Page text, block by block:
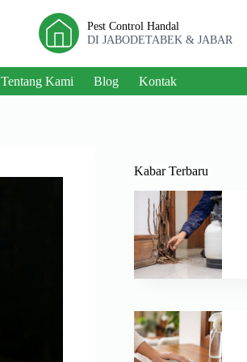
Pest Control Handal
DI JABODETABEK & JABAR
Tentang Kami Blog Kontak
Kabar Terbaru